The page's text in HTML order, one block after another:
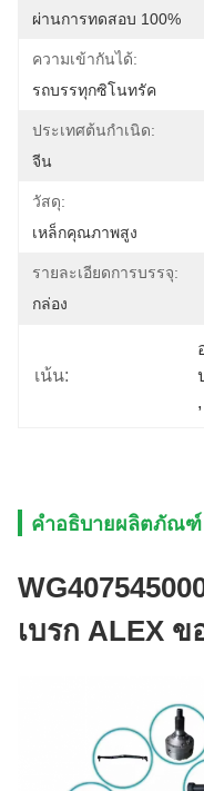
ผ่านการทดสอบ 100%
ความเข้ากันได้:
รถบรรทุกซิโนทรัค
ประเทศต้นกำเนิด:
จีน
วัสดุ:
เหล็กคุณภาพสูง
รายละเอียดการบรรจุ:
กล่อง
เน้น:
,
คำอธิบายผลิตภัณฑ์
เบรก ALEX ข